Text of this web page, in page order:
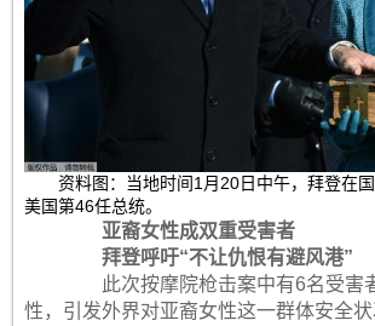
资料图：当地时间1月20日中午，拜登在
美国第46任总统。
亚裔女性成双重受害者
拜登呼吁“不让仇恨有避风港”
此次按摩院枪击案中有6名受害
性，引发外界对亚裔女性这一群体安全状